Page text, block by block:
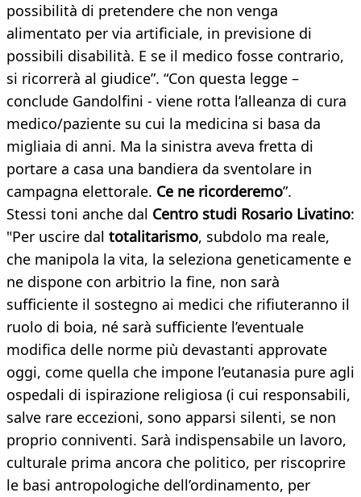
possibilità di pretendere che non venga
alimentato per via artificiale, in previsione di
possibili disabilità. E se il medico fosse contrario,
si ricorrerà al giudice”. “Con questa legge –
conclude Gandolfini - viene rotta l’alleanza di cura
medico/paziente su cui la medicina si basa da
migliaia di anni. Ma la sinistra aveva fretta di
portare a casa una bandiera da sventolare in
campagna elettorale. Ce ne ricorderemo”.
Stessi toni anche dal Centro studi Rosario Livatino:
"Per uscire dal totalitarismo, subdolo ma reale,
che manipola la vita, la seleziona geneticamente e
ne dispone con arbitrio la fine, non sarà
sufficiente il sostegno ai medici che rifiuteranno il
ruolo di boia, né sarà sufficiente l’eventuale
modifica delle norme più devastanti approvate
oggi, come quella che impone l’eutanasia pure agli
ospedali di ispirazione religiosa (i cui responsabili,
salve rare eccezioni, sono apparsi silenti, se non
proprio conniventi. Sarà indispensabile un lavoro,
culturale prima ancora che politico, per riscoprire
le basi antropologiche dell’ordinamento, per